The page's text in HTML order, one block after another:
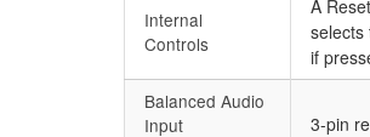
Internal
Controls
A
selects
if
Balanced Audio
Input
3-pin